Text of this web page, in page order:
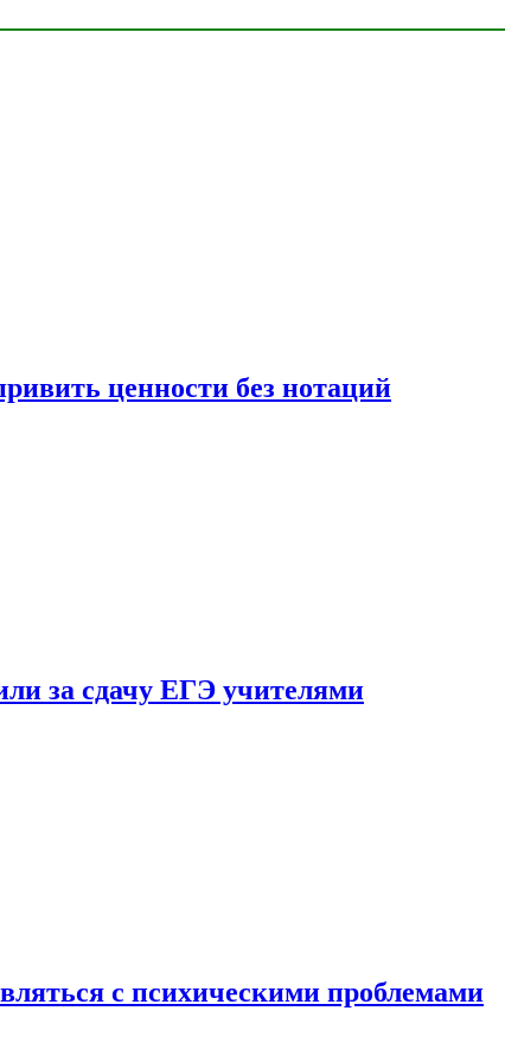
ценности без нотаций
за сдачу ЕГЭ учителями
с психическими проблемами